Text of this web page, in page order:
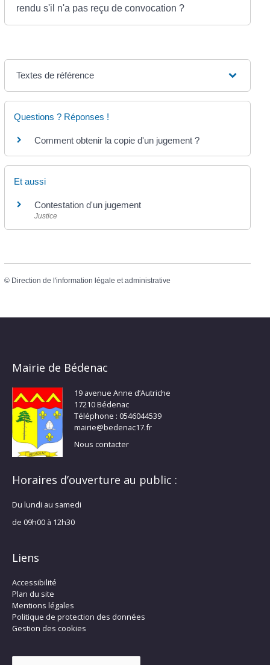
rendu s'il n'a pas reçu de convocation ?
Textes de référence
Questions ? Réponses !
Comment obtenir la copie d'un jugement ?
Et aussi
Contestation d'un jugement
Justice
© Direction de l'information légale et administrative
Mairie de Bédenac
19 avenue Anne d’Autriche
17210 Bédenac
Téléphone : 0546044539
mairie@bedenac17.fr
Nous contacter
Horaires d’ouverture au public :
Du lundi au samedi
de 09h00 à 12h30
Liens
Accessibilité
Plan du site
Mentions légales
Politique de protection des données
Gestion des cookies